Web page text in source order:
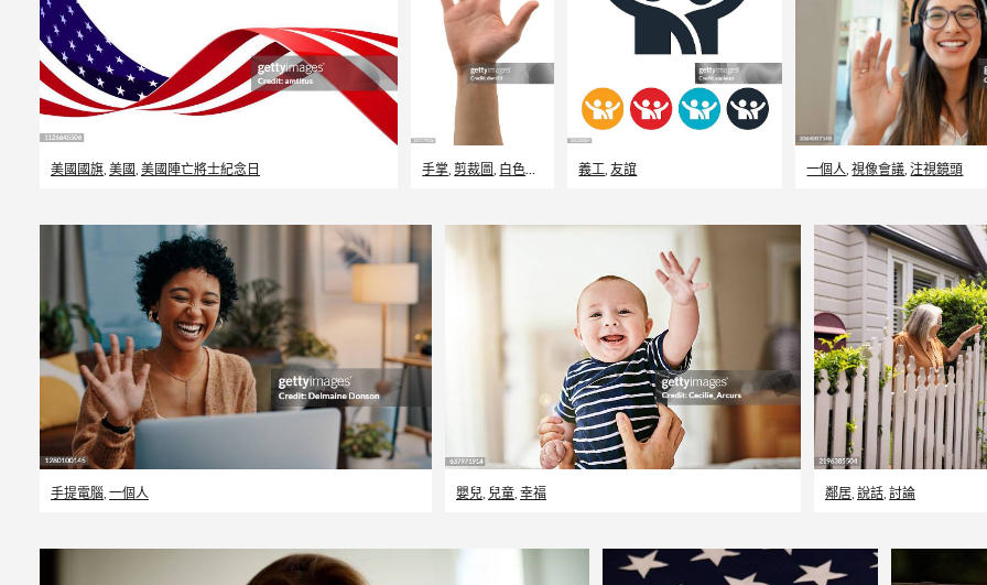
美國國旗 美國 美國陣亡將士紀念日 手掌 ,剪裁圖 白色的背景 義工 ,友誼 一個人 ,視像會議 ,注視鏡頭
手提電腦, 一個人 嬰兒, 兒童, 幸福 鄰居,說話,討論